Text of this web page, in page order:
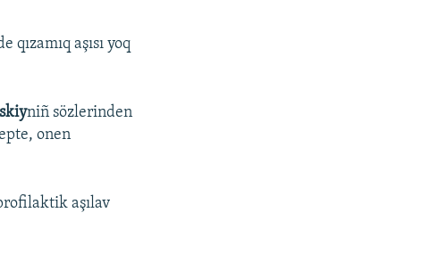
aşısı yoq
niñ sözlerinden
onen
aşılav